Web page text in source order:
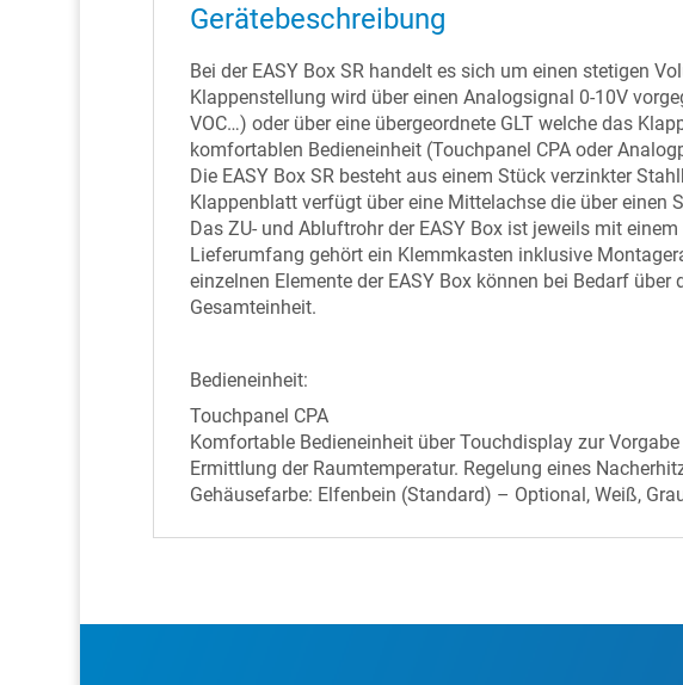
Gerätebeschreibung
Bei der EASY Box SR handelt es sich um einen stetigen
Klappenstellung wird über einen Analogsignal 0-10V
VOC…) oder über eine übergeordnete GLT welche das
komfortablen Bedieneinheit (Touchpanel CPA oder
Die EASY Box SR besteht aus einem Stück verzinkter
Klappenblatt verfügt über eine Mittelachse die über einen
Das ZU- und Abluftrohr der EASY Box ist jeweils mit
Lieferumfang gehört ein Klemmkasten inklusive
einzelnen Elemente der EASY Box können bei Bedarf
Gesamteinheit.
Bedieneinheit:
Touchpanel CPA
Komfortable Bedieneinheit über Touchdisplay zur
Ermittlung der Raumtemperatur. Regelung eines
Gehäusefarbe: Elfenbein (Standard) – Optional, Weiß,